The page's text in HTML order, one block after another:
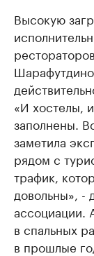
Высокую
«И хостелы,
заполнены.
заметила
рядом с
трафик,
довольны», -
ассоциации.
в спальных
в прошлые